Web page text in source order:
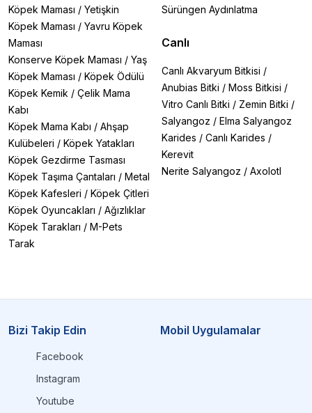
Köpek Maması / Yetişkin
Köpek Maması / Yavru Köpek
Maması
Konserve Köpek Maması / Yaş
Köpek Maması / Köpek Ödülü
Köpek Kemik / Çelik Mama
Kabı
Köpek Mama Kabı / Ahşap
Kulübeleri / Köpek Yatakları
Köpek Gezdirme Tasması
Köpek Taşıma Çantaları / Metal
Köpek Kafesleri / Köpek Çitleri
Köpek Oyuncakları / Ağızlıklar
Köpek Tarakları / M-Pets
Tarak
Sürüngen Aydınlatma
Canlı
Canlı Akvaryum Bitkisi /
Anubias Bitki / Moss Bitkisi /
Vitro Canlı Bitki / Zemin Bitki /
Salyangoz / Elma Salyangoz
Karides / Canlı Karides /
Kerevit
Nerite Salyangoz / Axolotl
Bizi Takip Edin
Facebook
Instagram
Youtube
Mobil Uygulamalar